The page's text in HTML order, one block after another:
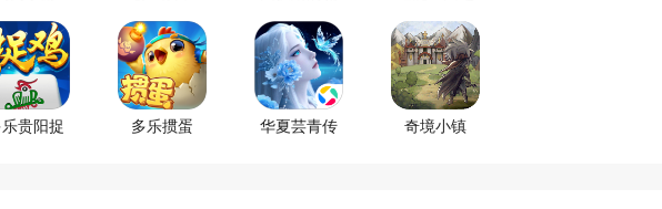
贵阳捉
多乐掼蛋 华夏芸青传 奇境小镇